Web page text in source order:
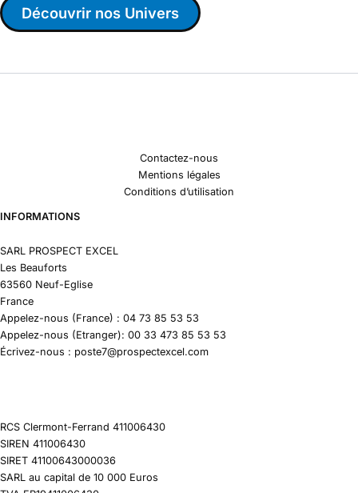
Découvrir nos Univers
Contactez-nous
Mentions légales
Conditions d’utilisation
INFORMATIONS
SARL PROSPECT EXCEL
Les Beauforts
63560 Neuf-Eglise
France
Appelez-nous (France) : 04 73 85 53 53
Appelez-nous (Etranger): 00 33 473 85 53 53
Écrivez-nous : poste7@prospectexcel.com
RCS Clermont-Ferrand 411006430
SIREN 411006430
SIRET 41100643000036
SARL au capital de 10 000 Euros